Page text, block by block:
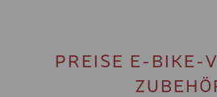
PREISE E-BIKE-